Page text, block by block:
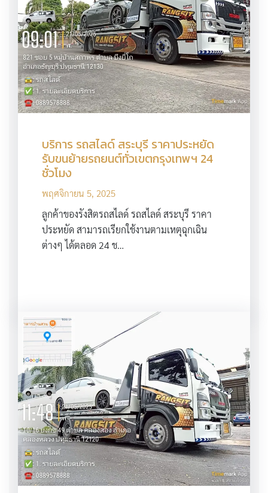
บริการ รถสไลด์ สระบุรี ราคาประหยัด
รับขนย้ายรถยนต์ทั่วเขตกรุงเทพฯ 24
ชั่วโมง
พฤศจิกายน 5, 2025
ลูกค้าของรังสิตรถสไลด์ รถสไลด์ สระบุรี ราคา
ประหยัด สามารถเรียกใช้งานตามเหตุฉุกเฉิน
ต่างๆ ได้ตลอด 24 ช…